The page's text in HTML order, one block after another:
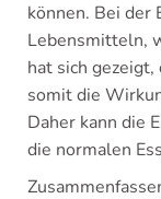
können. Bei der
Lebensmitteln,
hat sich
somit die
Daher kann die
die normalen